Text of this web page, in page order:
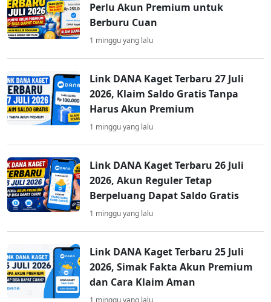
Perlu Akun Premium untuk
Berburu Cuan
1 minggu yang lalu
Link DANA Kaget Terbaru 27 Juli
2026, Klaim Saldo Gratis Tanpa
Harus Akun Premium
1 minggu yang lalu
Link DANA Kaget Terbaru 26 Juli
2026, Akun Reguler Tetap
Berpeluang Dapat Saldo Gratis
1 minggu yang lalu
Link DANA Kaget Terbaru 25 Juli
2026, Simak Fakta Akun Premium
dan Cara Klaim Aman